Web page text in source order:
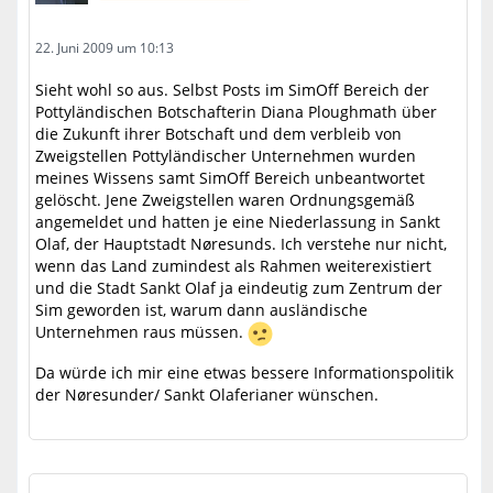
22. Juni 2009 um 10:13
Sieht wohl so aus. Selbst Posts im SimOff Bereich der
Pottyländischen Botschafterin Diana Ploughmath über
die Zukunft ihrer Botschaft und dem verbleib von
Zweigstellen Pottyländischer Unternehmen wurden
meines Wissens samt SimOff Bereich unbeantwortet
gelöscht. Jene Zweigstellen waren Ordnungsgemäß
angemeldet und hatten je eine Niederlassung in Sankt
Olaf, der Hauptstadt Nøresunds. Ich verstehe nur nicht,
wenn das Land zumindest als Rahmen weiterexistiert
und die Stadt Sankt Olaf ja eindeutig zum Zentrum der
Sim geworden ist, warum dann ausländische
Unternehmen raus müssen.
Da würde ich mir eine etwas bessere Informationspolitik
der Nøresunder/ Sankt Olaferianer wünschen.